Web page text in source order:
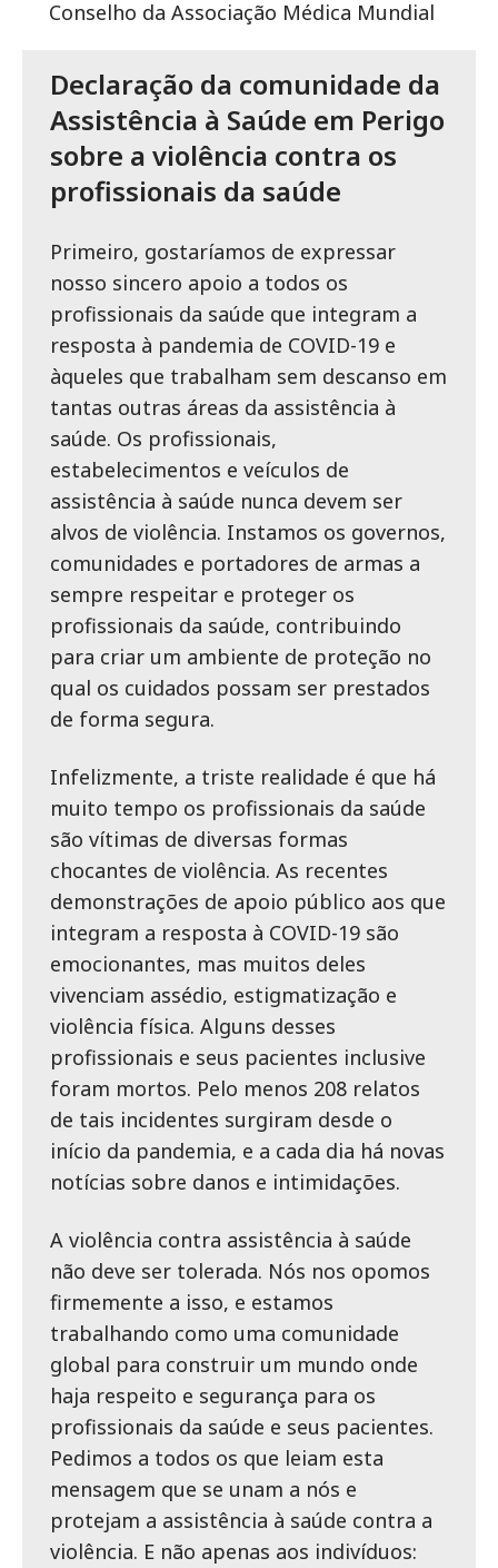
Conselho da Associação Médica Mundial
Declaração da comunidade da
Assistência à Saúde em Perigo
sobre a violência contra os
profissionais da saúde
Primeiro, gostaríamos de expressar
nosso sincero apoio a todos os
profissionais da saúde que integram a
resposta à pandemia de COVID-19 e
àqueles que trabalham sem descanso em
tantas outras áreas da assistência à
saúde. Os profissionais,
estabelecimentos e veículos de
assistência à saúde nunca devem ser
alvos de violência. Instamos os governos,
comunidades e portadores de armas a
sempre respeitar e proteger os
profissionais da saúde, contribuindo
para criar um ambiente de proteção no
qual os cuidados possam ser prestados
de forma segura.
Infelizmente, a triste realidade é que há
muito tempo os profissionais da saúde
são vítimas de diversas formas
chocantes de violência. As recentes
demonstrações de apoio público aos que
integram a resposta à COVID-19 são
emocionantes, mas muitos deles
vivenciam assédio, estigmatização e
violência física. Alguns desses
profissionais e seus pacientes inclusive
foram mortos. Pelo menos 208 relatos
de tais incidentes surgiram desde o
início da pandemia, e a cada dia há novas
notícias sobre danos e intimidações.
A violência contra assistência à saúde
não deve ser tolerada. Nós nos opomos
firmemente a isso, e estamos
trabalhando como uma comunidade
global para construir um mundo onde
haja respeito e segurança para os
profissionais da saúde e seus pacientes.
Pedimos a todos os que leiam esta
mensagem que se unam a nós e
protejam a assistência à saúde contra a
violência. E não apenas aos indivíduos: